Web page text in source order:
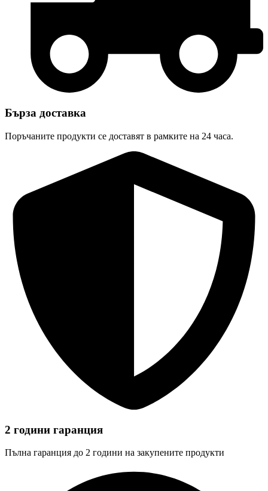
Бърза доставка
Поръчаните продукти се доставят в рамките на 24 часа.
2 години гаранция
Пълна гаранция до 2 години на закупените продукти